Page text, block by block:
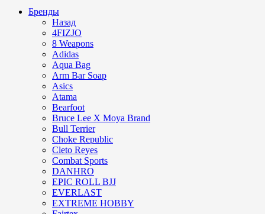
Бренды
Назад
4FIZJO
8 Weapons
Adidas
Aqua Bag
Arm Bar Soap
Asics
Atama
Bearfoot
Bruce Lee X Moya Brand
Bull Terrier
Choke Republic
Cleto Reyes
Combat Sports
DANHRO
EPIC ROLL BJJ
EVERLAST
EXTREME HOBBY